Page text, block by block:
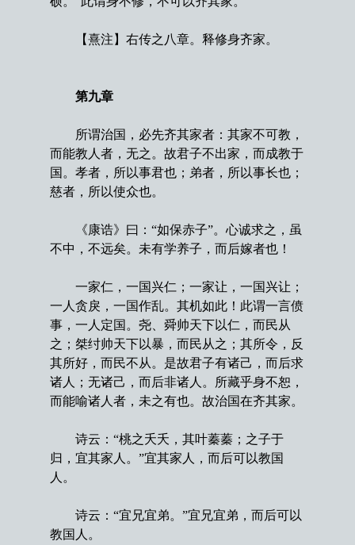
【熹注】右传之八章。释修身齐家。
第九章
所谓治国，必先齐其家者：其家不可教，
而能教人者，无之。故君子不出家，而成教于
国。孝者，所以事君也；弟者，所以事长也；
慈者，所以使众也。
《康诰》曰：“如保赤子”。心诚求之，虽
不中，不远矣。未有学养子，而后嫁者也！
一家仁，一国兴仁；一家让，一国兴让；
一人贪戾，一国作乱。其机如此！此谓一言偾
事，一人定国。尧、舜帅天下以仁，而民从
之；桀纣帅天下以暴，而民从之；其所令，反
其所好，而民不从。是故君子有诸己，而后求
诸人；无诸己，而后非诸人。所藏乎身不恕，
而能喻诸人者，未之有也。故治国在齐其家。
诗云：“桃之夭夭，其叶蓁蓁；之子于
归，宜其家人。”宜其家人，而后可以教国
人。
诗云：“宜兄宜弟。”宜兄宜弟，而后可以
教国人。